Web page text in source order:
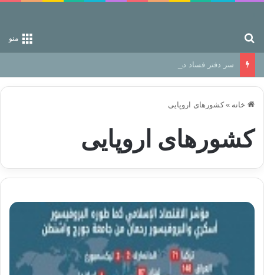
منو
سر دفتر فساد در زمین‌، دوری وکناره‌گیری از راه خداست‌!
خانه » کشورهای اروپایی
کشورهای اروپایی